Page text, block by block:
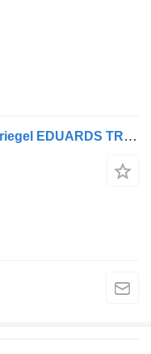
Eduard Pkw-Anhänger Plane/Spriegel EDUARDS TRAILER Type 3 EZ 2014 1.500